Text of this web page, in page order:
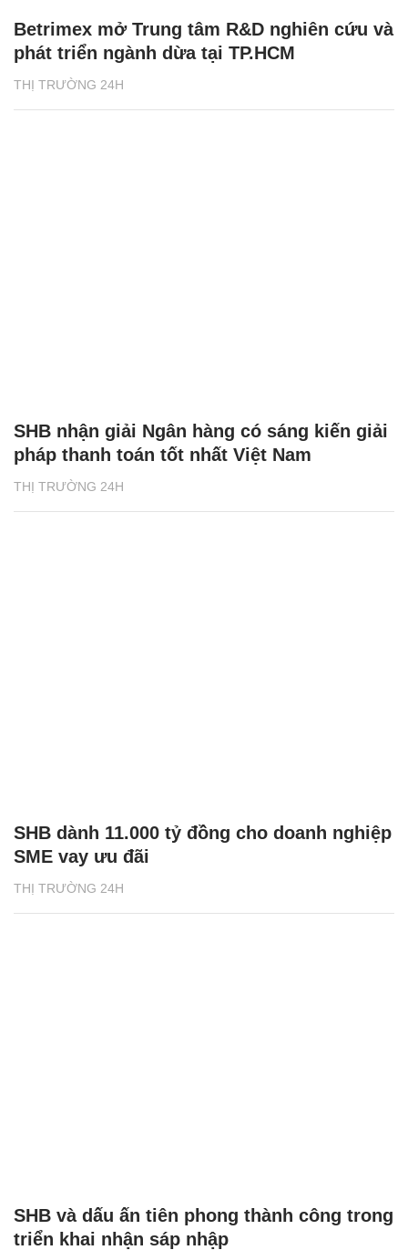
THỊ TRƯỜNG 24H
Betrimex mở Trung tâm R&D nghiên cứu và
phát triển ngành dừa tại TP.HCM
THỊ TRƯỜNG 24H
SHB nhận giải Ngân hàng có sáng kiến giải
pháp thanh toán tốt nhất Việt Nam
THỊ TRƯỜNG 24H
SHB dành 11.000 tỷ đồng cho doanh nghiệp
SME vay ưu đãi
SHB và dấu ấn tiên phong thành công trong
triển khai nhận sáp nhập